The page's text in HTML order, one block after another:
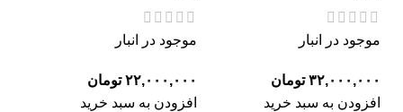
موجود در انبار
تومان
افزودن به سبد خرید
موجود در انبار
تومان
افزودن به سبد خرید